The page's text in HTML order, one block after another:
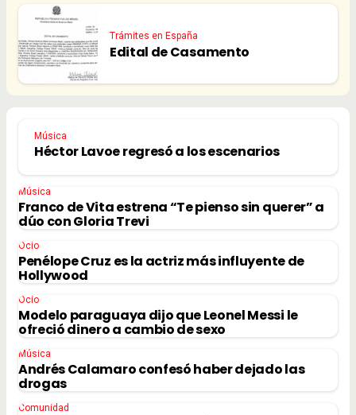
Trámites en España
Edital de Casamento
Música
Héctor Lavoe regresó a los escenarios
Música
Franco de Vita estrena “Te pienso sin querer” a
dúo con Gloria Trevi
Ocio
Penélope Cruz es la actriz más influyente de
Hollywood
Ocio
Modelo paraguaya dijo que Leonel Messi le
ofreció dinero a cambio de sexo
Música
Andrés Calamaro confesó haber dejado las
drogas
Comunidad